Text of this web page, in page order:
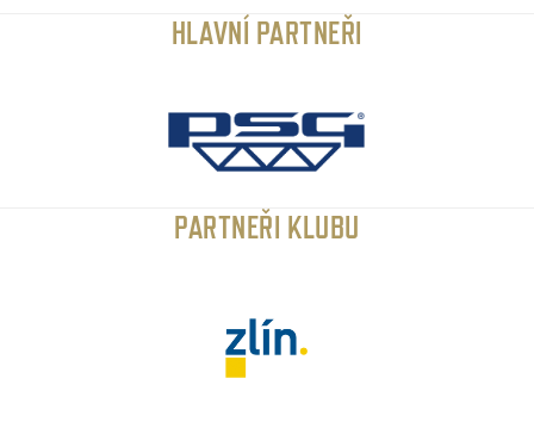
HLAVNÍ PARTNEŘI
PARTNEŘI KLUBU